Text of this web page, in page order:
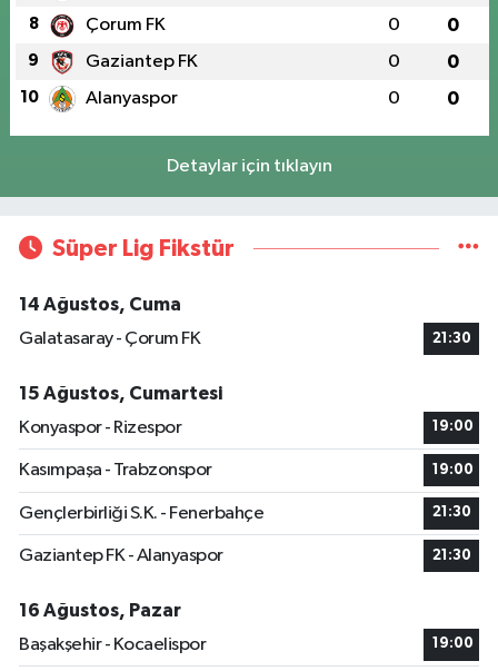
8 Çorum FK 0 0
9 Gaziantep FK 0 0
10 Alanyaspor 0 0
Detaylar için tıklayın
Süper Lig Fikstür
14 Ağustos, Cuma
Galatasaray - Çorum FK
21:30
15 Ağustos, Cumartesi
Konyaspor - Rizespor
19:00
Kasımpaşa - Trabzonspor 19:00
Gençlerbirliği S.K. - Fenerbahçe 21:30
Gaziantep FK - Alanyaspor 21:30
16 Ağustos, Pazar
Başakşehir - Kocaelispor
19:00